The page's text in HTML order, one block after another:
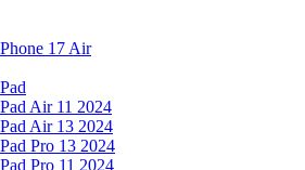
17 Air
Air 11 2024
Air 13 2024
Pro 13 2024
Pro 11 2024